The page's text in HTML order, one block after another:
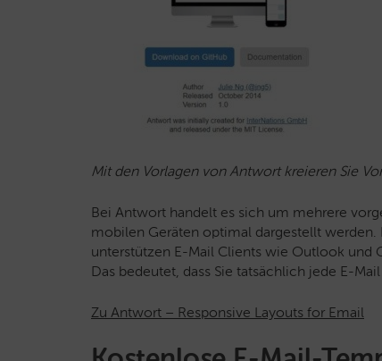
Mit den Vorlagen von Antwort kreieren Sie
Bei Antwort handelt es sich um mehrere
mobilen Geräten optimal dargestellt
unterstützen E-Mail Clients wie Outlook und
Das bedeutet, dass Sie tatsächlich jede E-
Zu Antwort – Responsive Layouts for Email